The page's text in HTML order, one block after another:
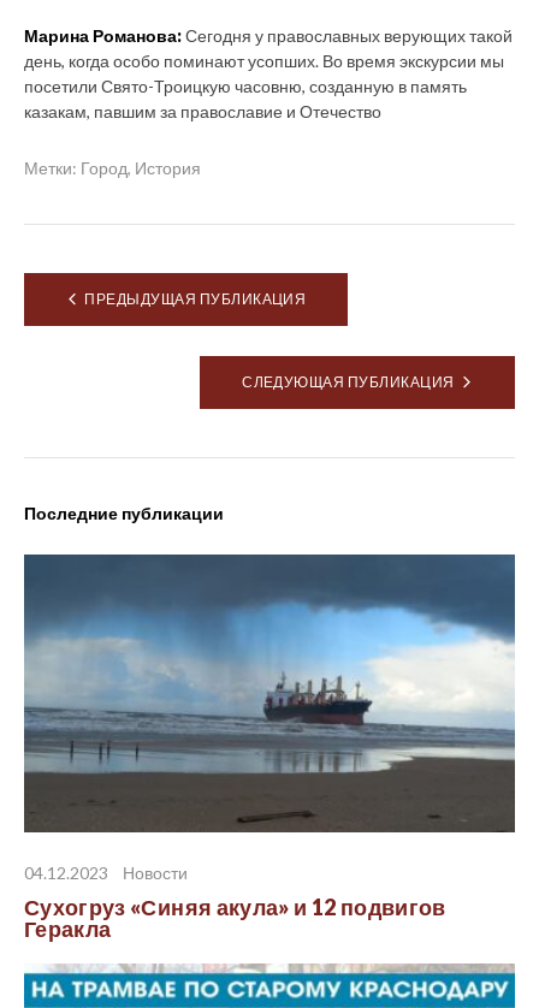
Марина Романова:Сегодня у православных верующих такой
день, когда особо поминают усопших. Во время экскурсии мы
посетили Свято-Троицкую часовню, созданную в память
казакам, павшим за православие и Отечество
Метки: Город, История
Навигация
по
ПРЕДЫДУЩАЯ ПУБЛИКАЦИЯ
СЛЕДУЮЩАЯ ПУБЛИКАЦИЯ
04.12.2023 Новости
Сухогруз «Синяя акула» и 12 подвигов
Геракла